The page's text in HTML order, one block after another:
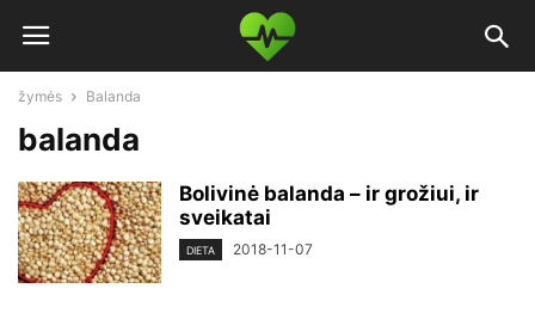
žymės Balanda
balanda
Bolivinė balanda – ir grožiui, ir
sveikatai
DIETA 2018-11-07